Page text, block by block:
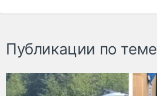
Публикации по теме